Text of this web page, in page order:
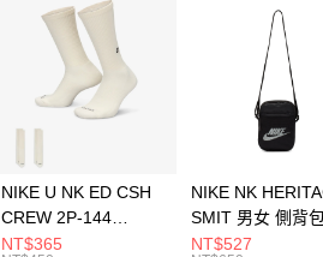
21家銀行
第一商業銀行
彰化商業銀行
NIKE U NK ED CSH
CREW 2P-144
EMBRDY 男女 短統襪
NT$365
NIKE NK
SMIT 男女 側背
BA5871010
NT$527